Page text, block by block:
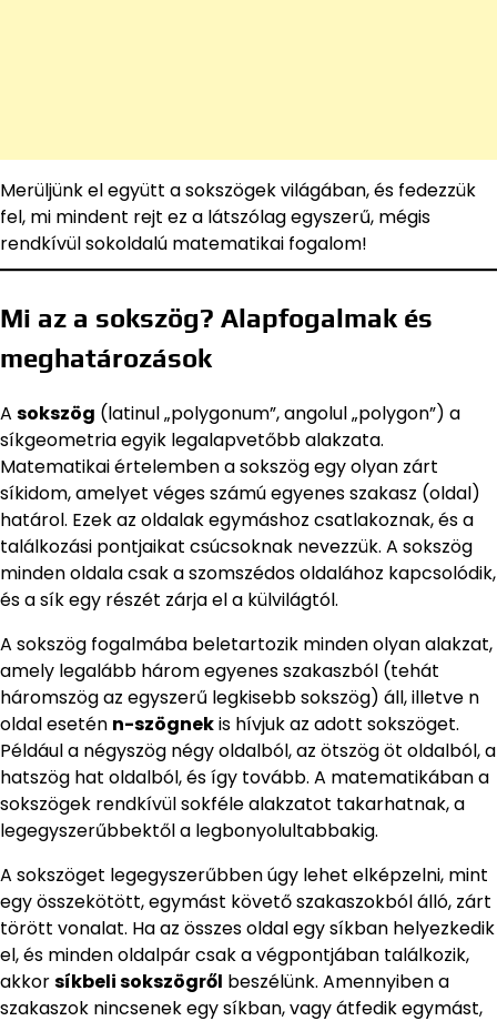
Merüljünk el együtt a sokszögek világában, és fedezzük
fel, mi mindent rejt ez a látszólag egyszerű, mégis
rendkívül sokoldalú matematikai fogalom!
Mi az a sokszög? Alapfogalmak és
meghatározások
A sokszög (latinul „polygonum”, angolul „polygon”) a
síkgeometria egyik legalapvetőbb alakzata.
Matematikai értelemben a sokszög egy olyan zárt
síkidom, amelyet véges számú egyenes szakasz (oldal)
határol. Ezek az oldalak egymáshoz csatlakoznak, és a
találkozási pontjaikat csúcsoknak nevezzük. A sokszög
minden oldala csak a szomszédos oldalához kapcsolódik,
és a sík egy részét zárja el a külvilágtól.
A sokszög fogalmába beletartozik minden olyan alakzat,
amely legalább három egyenes szakaszból (tehát
háromszög az egyszerű legkisebb sokszög) áll, illetve n
oldal esetén n-szögnekis hívjuk az adott sokszöget.
Például a négyszög négy oldalból, az ötszög öt oldalból, a
hatszög hat oldalból, és így tovább. A matematikában a
sokszögek rendkívül sokféle alakzatot takarhatnak, a
legegyszerűbbektől a legbonyolultabbakig.
A sokszöget legegyszerűbben úgy lehet elképzelni, mint
egy összekötött, egymást követő szakaszokból álló, zárt
törött vonalat. Ha az összes oldal egy síkban helyezkedik
el, és minden oldalpár csak a végpontjában találkozik,
akkorsíkbeli sokszögről beszélünk. Amennyiben a
szakaszok nincsenek egy síkban, vagy átfedik egymást,